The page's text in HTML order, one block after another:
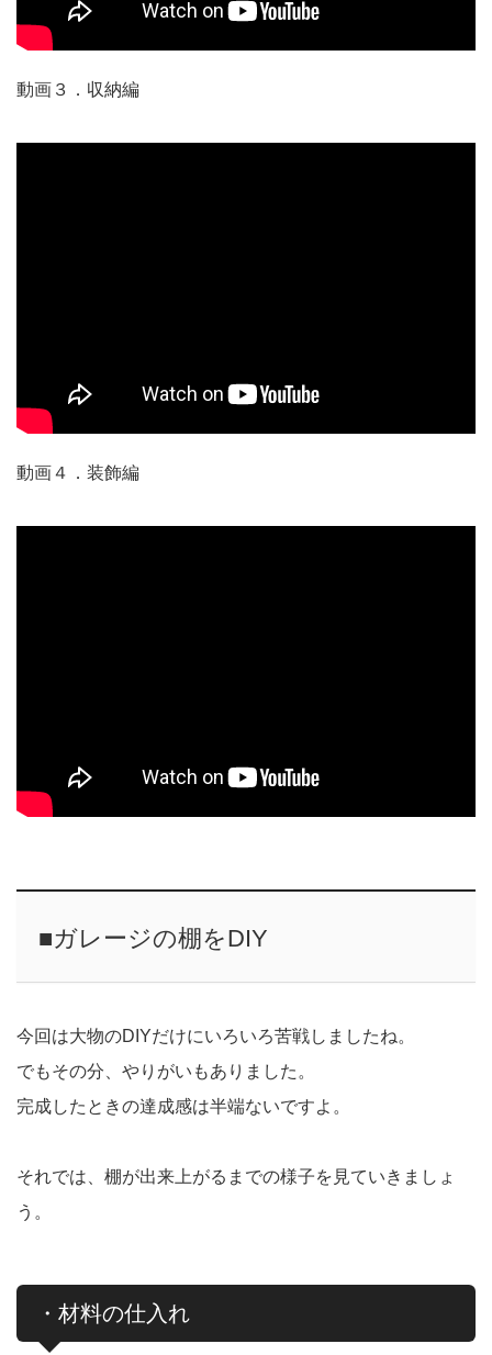
動画３．収納編
動画４．装飾編
■ガレージの棚をDIY
今回は大物のDIYだけにいろいろ苦戦しましたね。
でもその分、やりがいもありました。
完成したときの達成感は半端ないですよ。
それでは、棚が出来上がるまでの様子を見ていきましょ
う。
・材料の仕入れ